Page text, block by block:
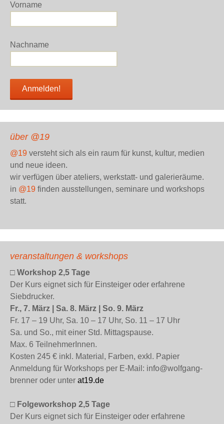
Vorname
Nachname
über @19
@19 versteht sich als ein raum für kunst, kultur, medien
und neue ideen.
wir verfügen über ateliers, werkstatt- und galerieräume.
in @19 finden ausstellungen, seminare und workshops
statt.
veranstaltungen & workshops
□ Workshop 2,5 Tage
Der Kurs eignet sich für Einsteiger oder erfahrene
Siebdrucker.
Fr., 7. März | Sa. 8. März | So. 9. März
Fr. 17 – 19 Uhr, Sa. 10 – 17 Uhr, So. 11 – 17 Uhr
Sa. und So., mit einer Std. Mittagspause.
Max. 6 TeilnehmerInnen.
Kosten 245 € inkl. Material, Farben, exkl. Papier
Anmeldung für Workshops per E-Mail: info@wolfgang-
brenner oder unter at19.de
□ Folgeworkshop 2,5 Tage
Der Kurs eignet sich für Einsteiger oder erfahrene